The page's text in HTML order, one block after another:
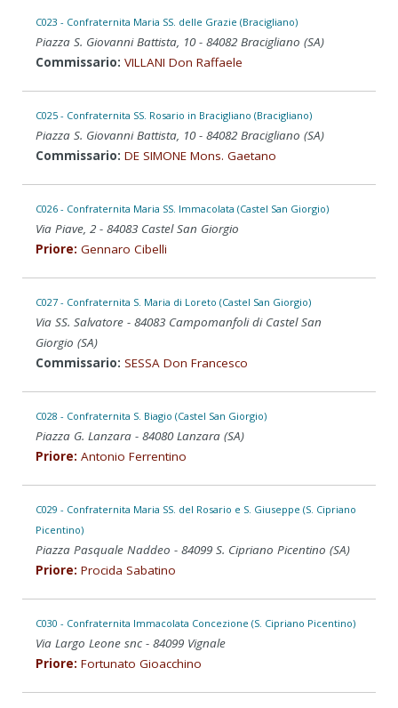
C023 - Confraternita Maria SS. delle Grazie (Bracigliano)
Piazza S. Giovanni Battista, 10 - 84082 Bracigliano (SA)
Commissario: VILLANI Don Raffaele
C025 - Confraternita SS. Rosario in Bracigliano (Bracigliano)
Piazza S. Giovanni Battista, 10 - 84082 Bracigliano (SA)
Commissario: DE SIMONE Mons. Gaetano
C026 - Confraternita Maria SS. Immacolata (Castel San Giorgio)
Via Piave, 2 - 84083 Castel San Giorgio
Priore: Gennaro Cibelli
C027 - Confraternita S. Maria di Loreto (Castel San Giorgio)
Via SS. Salvatore - 84083 Campomanfoli di Castel San
Giorgio (SA)
Commissario: SESSA Don Francesco
C028 - Confraternita S. Biagio (Castel San Giorgio)
Piazza G. Lanzara - 84080 Lanzara (SA)
Priore: Antonio Ferrentino
C029 - Confraternita Maria SS. del Rosario e S. Giuseppe (S. Cipriano
Picentino)
Piazza Pasquale Naddeo - 84099 S. Cipriano Picentino (SA)
Priore: Procida Sabatino
C030 - Confraternita Immacolata Concezione (S. Cipriano Picentino)
Via Largo Leone snc - 84099 Vignale
Priore: Fortunato Gioacchino